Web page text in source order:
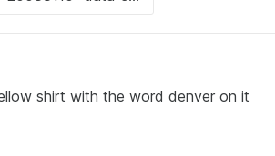
shirt with the word denver on it